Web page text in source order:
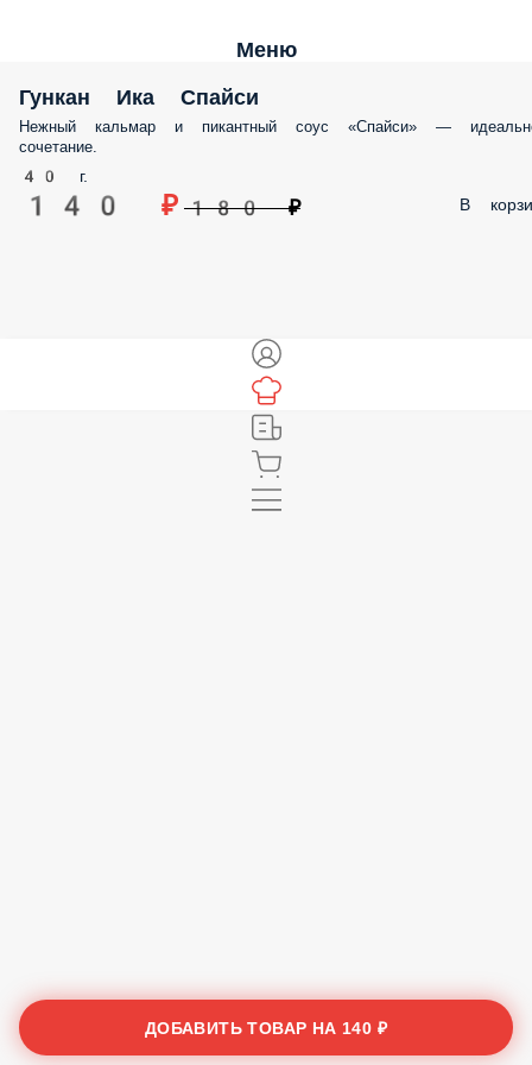
Меню
Гункан Ика Спайси
Нежный кальмар и пикантный соус «Спайси» —
сочетание.
40 г.
140 ₽ 180 ₽ В
ДОБАВИТЬ ТОВАР НА 140 ₽